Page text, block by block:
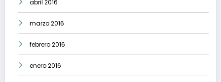
abril 2016
marzo 2016
febrero 2016
enero 2016